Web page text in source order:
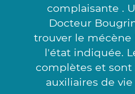
complaisante .
Docteur
trouver le mécène
l'état indiquée.
complètes et sont
auxiliaires de